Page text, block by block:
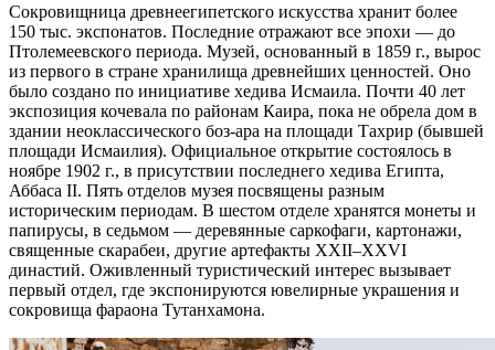
Сокровищница древнеегипетского искусства хранит более
150 тыс. экспонатов. Последние отражают все эпохи — до
Птолемеевского периода. Музей, основанный в 1859 г., вырос
из первого в стране хранилища древнейших ценностей. Оно
было создано по инициативе хедива Исмаила. Почти 40 лет
экспозиция кочевала по районам Каира, пока не обрела дом в
здании неоклассического боз-ара на площади Тахрир (бывшей
площади Исмаилия). Официальное открытие состоялось в
ноябре 1902 г., в присутствии последнего хедива Египта,
Аббаса II. Пять отделов музея посвящены разным
историческим периодам. В шестом отделе хранятся монеты и
папирусы, в седьмом — деревянные саркофаги, картонажи,
священные скарабеи, другие артефакты XXII–XXVI
династий. Оживленный туристический интерес вызывает
первый отдел, где экспонируются ювелирные украшения и
сокровища фараона Тутанхамона.